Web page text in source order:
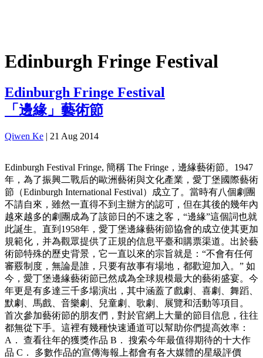
Edinburgh Fringe Festival
Edinburgh Fringe Festival
「邊緣」藝術節
Qiwen Ke | 21 Aug 2014
Edinburgh Festival Fringe, 簡稱 The Fringe，邊緣藝術節。1947
年，為了振興二戰后的歐洲藝術與文化產業，愛丁堡國際藝術
節（Edinburgh International Festival）成立了。當時有八個劇團
不請自來，雖然一直得不到主辦方的認可，但在其後的幾年內
越來越多的劇團成為了該節日的不速之客，“邊緣”這個詞也就
此誕生。直到1958年，愛丁堡邊緣藝術節協會的成立使其更加
規範化，并為觀眾提供了正規的信息平臺和購票渠道。出於藝
術節特殊的歷史背景，它一直以來的宗旨就是：“不會有任何
審覈制度，無論是誰，只要有故事有場地，都歡迎加入。” 如
今，愛丁堡邊緣藝術節已然成為全球規模最大的藝術盛宴。今
年更是有多達三千多場演出，其中涵蓋了戲劇、喜劇、舞蹈、
默劇、馬戲、音樂劇、兒童劇、歌劇、展覽和活動等項目。
首次參加藝術節的朋友們，對於官網上大量的節目信息，往往
都無從下手。這裡有幾種快速通道可以幫助你們提高效率：
A． 查看往年的獲獎作品 B． 搜索今年最值得期待的十大作
品 C． 多數作品的宣傳海報上都會有各大媒體的星級評價